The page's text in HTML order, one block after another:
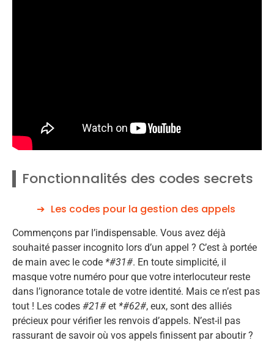
Fonctionnalités des codes secrets
Les codes pour la gestion des appels
Commençons par l’indispensable. Vous avez déjà
souhaité passer incognito lors d’un appel ? C’est à portée
de main avec le code *#31#. En toute simplicité, il
masque votre numéro pour que votre interlocuteur reste
dans l’ignorance totale de votre identité. Mais ce n’est pas
tout ! Les codes #21# et *#62#, eux, sont des alliés
précieux pour vérifier les renvois d’appels. N’est-il pas
rassurant de savoir où vos appels finissent par aboutir ?